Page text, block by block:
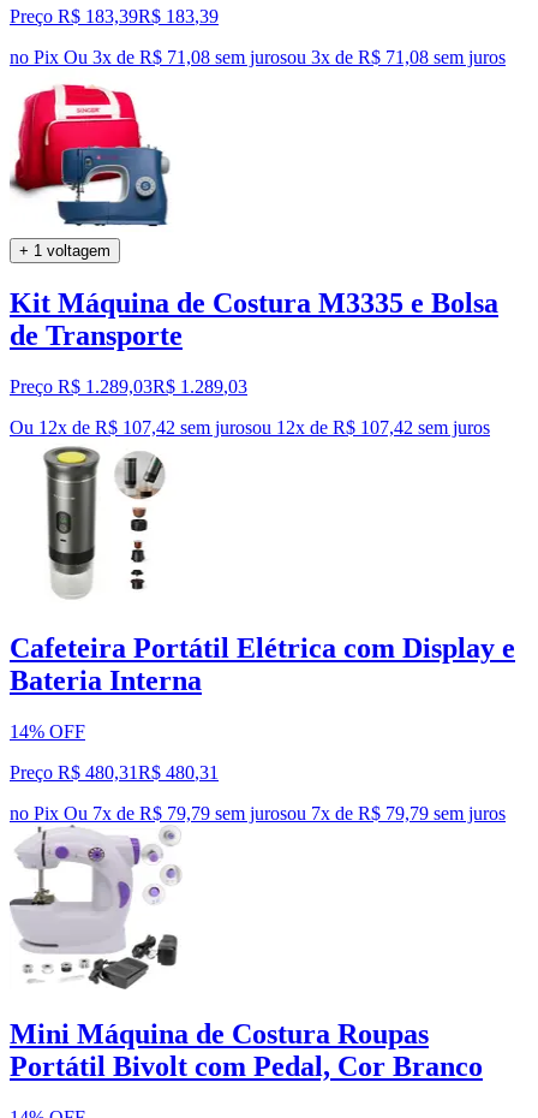
Preço R$ 183,39R$ 183,39
no Pix Ou 3x de R$ 71,08 sem jurosou 3x de R$ 71,08 sem juros
+ 1 voltagem
Kit Máquina de Costura M3335 e Bolsa
de Transporte
Preço R$ 1.289,03R$ 1.289,03
Ou 12x de R$ 107,42 sem jurosou 12x de R$ 107,42 sem juros
Cafeteira Portátil Elétrica com Display e
Bateria Interna
14% OFF
Preço R$ 480,31R$ 480,31
no Pix Ou 7x de R$ 79,79 sem jurosou 7x de R$ 79,79 sem juros
Mini Máquina de Costura Roupas
Portátil Bivolt com Pedal, Cor Branco